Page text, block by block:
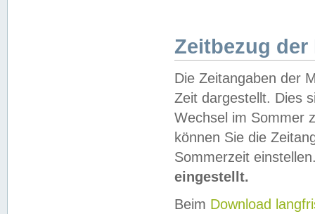
Zeitbezug der
Die Zeitangaben der
Zeit dargestellt. Dies
Wechsel im Sommer
können Sie die
Sommerzeit
eingestellt.
Beim Download